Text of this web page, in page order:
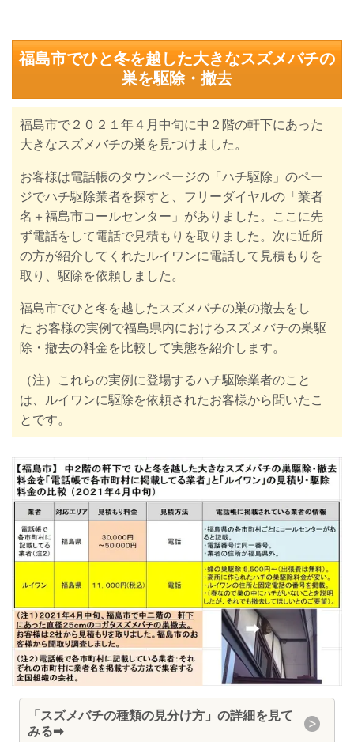
福島市でひと冬を越した大きなスズメバチの
巣を駆除・撤去
福島市で２０２１年４月中旬に中２階の軒下にあった
大きなスズメバチの巣を見つけました。
お客様は電話帳のタウンページの「ハチ駆除」のペー
ジでハチ駆除業者を探すと、フリーダイヤルの「業者
名＋福島市コールセンター」がありました。ここに先
ず電話をして電話で見積もりを取りました。次に近所
の方が紹介してくれたルイワンに電話して見積もりを
取り、駆除を依頼しました。
福島市でひと冬を越したスズメバチの巣の撤去をし
た お客様の実例で福島県内におけるスズメバチの巣駆
除・撤去の料金を比較して実態を紹介します。
（注）これらの実例に登場するハチ駆除業者のこと
は、ルイワンに駆除を依頼されたお客様から聞いたこ
とです。
「 スズメバチの種類の見分け方」の詳細を見て
みる➡